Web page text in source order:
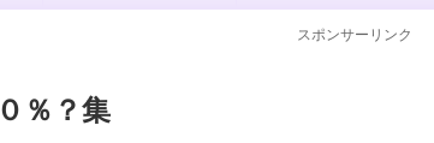
％？集
スポンサーリンク